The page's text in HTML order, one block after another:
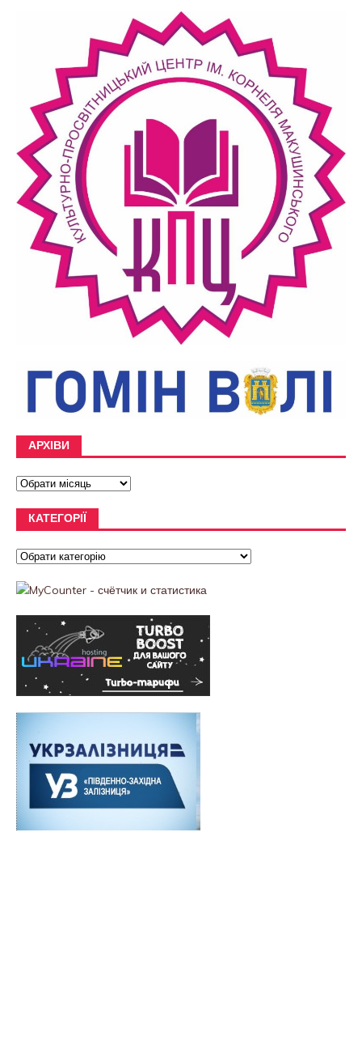
АРХІВИ
КАТЕГОРІЇ